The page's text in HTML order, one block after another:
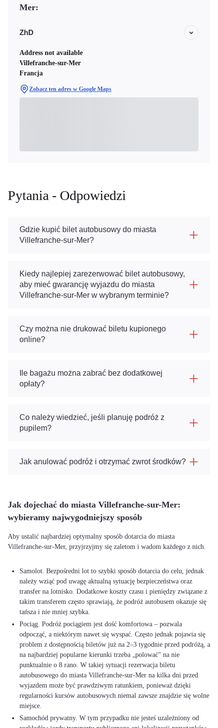
Mer:
ZhD
Address not available
Villefranche-sur-Mer
Francja
Zobacz ten adres w Google Maps
Pytania - Odpowiedzi
Gdzie kupić bilet autobusowy do miasta
Villefranche-sur-Mer?
Kiedy najlepiej zarezerwować bilet autobusowy,
aby mieć gwarancję wyjazdu do miasta
Villefranche-sur-Mer w wybranym terminie?
Czy można nie drukować biletu kupionego
online?
Ile bagażu można zabrać bez dodatkowej
opłaty?
Co należy wiedzieć, jeśli planuję podróż z
pupilem?
Jak anulować podróż i otrzymać zwrot środków?
Jak dojechać do miasta Villefranche-sur-Mer:
wybieramy najwygodniejszy sposób
Aby ustalić najbardziej optymalny sposób dotarcia do miasta
Villefranche-sur-Mer, przyjrzyjmy się zaletom i wadom każdego z nich.
Samolot. Bezpośredni lot to szybki sposób dotarcia do celu, jednak
należy wziąć pod uwagę aktualną sytuację bezpieczeństwa oraz
transfer na lotnisko. Dodatkowe koszty czasu i pieniędzy związane z
takim transferem często sprawiają, że podróż autobusem okazuje się
tańsza i nie mniej szybka.
Pociąg. Podróż pociągiem jest dość komfortowa – pozwala
odpocząć, a niektórym nawet się wyspać. Często jednak pojawia się
problem z dostępnością biletów już na 2–3 tygodnie przed podróżą, a
na najbardziej popularne kierunki trzeba „polować" na nie
punktualnie o 8 rano. W takiej sytuacji rezerwacja biletu
autobusowego do miasta Villefranche-sur-Mer na kilka dni przed
wyjazdem może być prawdziwym ratunkiem, ponieważ dzięki
regularności kursów autobusowych niemal zawsze znajdzie się wolne
miejsce.
Samochód prywatny. W tym przypadku nie jesteś uzależniony od